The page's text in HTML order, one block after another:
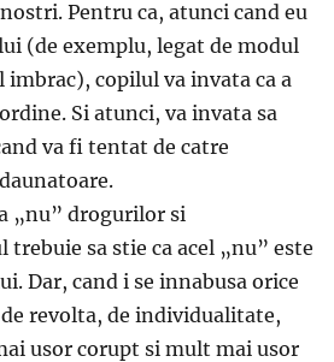
Pentru ca, atunci cand eu
(de exemplu, legat de modul
imbrac), copilul va invata ca a
Si atunci, va invata sa
va fi tentat de catre
„nu” drogurilor si
sa stie ca acel „nu” este
Dar, cand i se innabusa orice
revolta, de individualitate,
usor corupt si mult mai usor